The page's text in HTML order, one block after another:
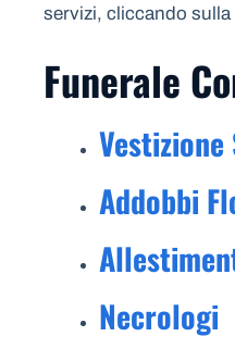
servizi, cliccando sulla
Funerale
Vestizione
Addobbi
Necrologi